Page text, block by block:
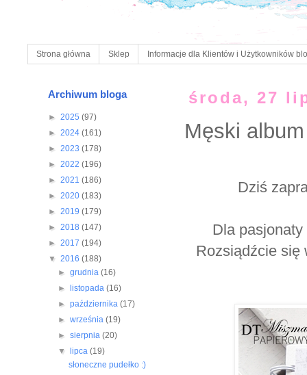
Strona główna Sklep Informacje dla Klientów i Użytkowników
środa, 27
Męski
Dziś
Dla
Rozsiądźcie się
Archiwum bloga
► 2025 (97)
► 2024 (161)
► 2023 (178)
► 2022 (196)
► 2021 (186)
► 2020 (183)
► 2019 (179)
► 2018 (147)
► 2017 (194)
▼ 2016 (188)
►grudnia(16)
►
listopada(16)
►października(17)
►września(19)
►sierpnia(20)
▼
lipca(19)
słoneczne pudełko :)